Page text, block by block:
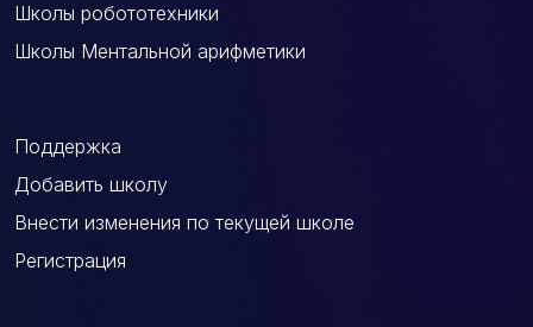
Школы робототехники
Школы Ментальной арифметики
Поддержка
Добавить школу
Внести изменения по текущей школе
Регистрация